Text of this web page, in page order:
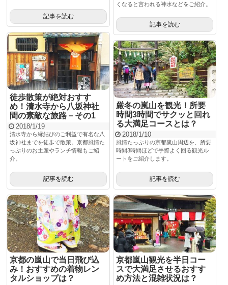
記事を読む
くなると言われる神水などをご紹介。
記事を読む
徒歩散策が絶対おすす
め！清水寺から八坂神社
間の素敵な旅路－その1
2018/1/19
清水寺から縁結びのご利益で有名な八
坂神社までを徒歩で散策。京都風情た
っぷりのお土産やランチ情報もご紹
介。
記事を読む
厳冬の嵐山を観光！所要
時間3時間でサクッと回れ
る大満足コースとは？
2018/1/10
風情たっぷりの京都嵐山周辺を、所要
時間3時間ほどで手際よく回る観光ル
ートをご紹介します。
記事を読む
京都の嵐山で当日飛び込
み！おすすめの着物レン
タルショップは？
京都嵐山観光を半日コー
スで大満足させるおすす
め方法と混雑状況は？